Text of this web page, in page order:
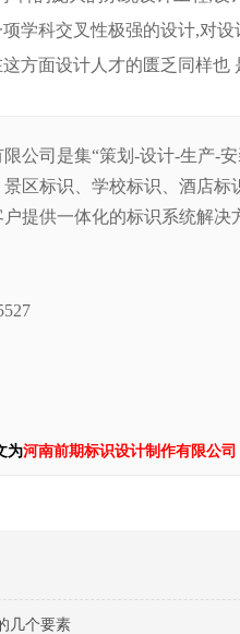
学科交叉性极强的设计,对
方面设计人才的匮乏同样也
公司是集“策划-设计-生产-
区标识、学校标识、酒店
提供一体化的标识系统解决
为河南前期标识设计制作有限公司
几个要素